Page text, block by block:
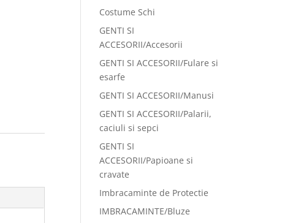
Costume Schi
GENTI SI
ACCESORII/Accesorii
GENTI SI ACCESORII/Fulare si
esarfe
GENTI SI ACCESORII/Manusi
GENTI SI ACCESORII/Palarii,
caciuli si sepci
GENTI SI
ACCESORII/Papioane si
cravate
Imbracaminte de Protectie
IMBRACAMINTE/Bluze